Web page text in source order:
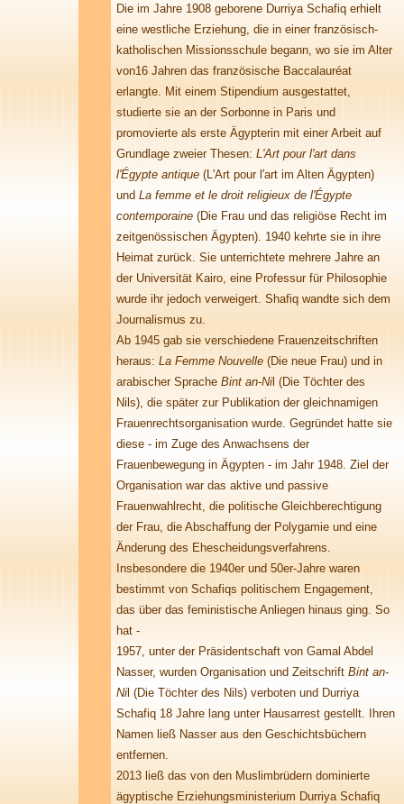
Die im Jahre 1908 geborene Durriya Schafiq erhielt
eine westliche Erziehung, die in einer französisch-
katholischen Missionsschule begann, wo sie im Alter
von16 Jahren das französische Baccalauréat
erlangte. Mit einem Stipendium ausgestattet,
studierte sie an der Sorbonne in Paris und
promovierte als erste Ägypterin mit einer Arbeit auf
Grundlage zweier Thesen: L'Art pour l'art dans
l'Égypte antique(L'Art pour l'art im Alten Ägypten)
und La femme et le droit religieux de l'Égypte
contemporaine(Die Frau und das religiöse Recht im
zeitgenössischen Ägypten). 1940 kehrte sie in ihre
Heimat zurück. Sie unterrichtete mehrere Jahre an
der Universität Kairo, eine Professur für Philosophie
wurde ihr jedoch verweigert. Shafiq wandte sich dem
Journalismus zu.
Ab 1945 gab sie verschiedene Frauenzeitschriften
heraus: La Femme Nouvelle(Die neue Frau) und in
arabischer Sprache Bint an-Nil (Die Töchter des
Nils), die später zur Publikation der gleichnamigen
Frauenrechtsorganisation wurde. Gegründet hatte sie
diese - im Zuge des Anwachsens der
Frauenbewegung in Ägypten - im Jahr 1948. Ziel der
Organisation war das aktive und passive
Frauenwahlrecht, die politische Gleichberechtigung
der Frau, die Abschaffung der Polygamie und eine
Änderung des Ehescheidungsverfahrens.
Insbesondere die 1940er und 50er-Jahre waren
bestimmt von Schafiqs politischem Engagement,
das über das feministische Anliegen hinaus ging. So
hat -
1957, unter der Präsidentschaft von Gamal Abdel
Nasser, wurden Organisation und Zeitschrift Bint an-
Nil (Die Töchter des Nils) verboten und Durriya
Schafiq 18 Jahre lang unter Hausarrest gestellt. Ihren
Namen ließ Nasser aus den Geschichtsbüchern
entfernen.
2013 ließ das von den Muslimbrüdern dominierte
ägyptische Erziehungsministerium Durriya Schafiq